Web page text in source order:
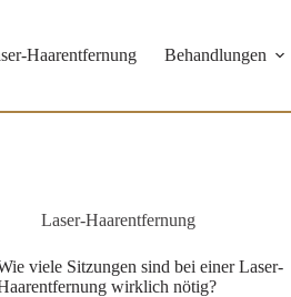
Haarentfernung Behandlungen
Laser-Haarentfernung
viele Sitzungen sind bei einer Laser-
wirklich nötig?